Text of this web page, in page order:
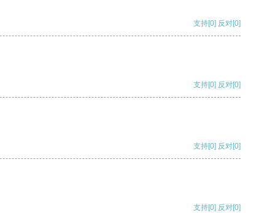
支持[0] 反对[0]
支持[0] 反对[0]
支持[0] 反对[0]
支持[0] 反对[0]